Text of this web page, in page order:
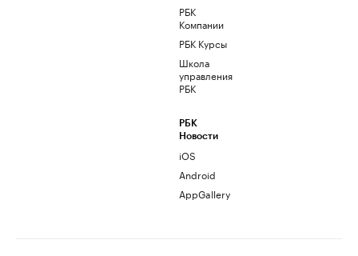
РБК
Компании
РБК Курсы
Школа
управления
РБК
РБК
Новости
iOS
Android
AppGallery